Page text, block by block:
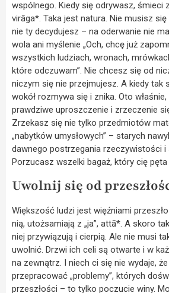
wspólnego. Kiedy się odrywasz, śmieci
virāga*. Taka jest natura. Nie musisz
nie ty decydujesz – na oderwanie nie
wola ani myślenie „Och, chcę już
wszystkich ludziach, wronach,
które odczuwam”. Nie chcesz się od
niczym się nie przejmujesz. A kiedy tak
wokół rozmywa się i znika. Oto
prawdziwe uproszczenie i zrzeczenie
Zrzekasz się nie tylko przedmiotów
„nabytków umysłowych” – starych
dawnego postrzegania rzeczywistości i
Porzucasz wszelki bagaż, który cię
Uwolnij się od
Większość ludzi jest więźniami
nią, utożsamiają z „ja”, attā*. A skoro
niej przywiązują i cierpią. Ale nie musi
uwolnić. Drzwi ich celi są otwarte i w
na zewnątrz. I niech ci się nie wydaje,
przepracować „problemy”, których
przeszłości – to tylko poczucie winy.